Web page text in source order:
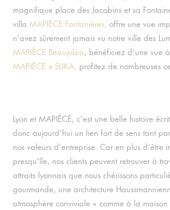
magnifique place des Jacobins et sa
villa MAPIÈCE Fontanières, offre une vue
n’avez sûrement jamais vu notre ville des
MAPIÈCE Beaujolais, bénéficiez d’une vue
MAPIÈCE x SLIKA, profitez de nombreuses
Lyon et MAPIÈCE, c’est une belle histoire
donc aujourd’hui un lien fort de sens tant
nos valeurs d’entreprise. Car en plus
presqu’île, nos clients peuvent retrouver à
attraits lyonnais que nous chérissons
gourmande, une architecture
atmosphère conviviale « comme à la